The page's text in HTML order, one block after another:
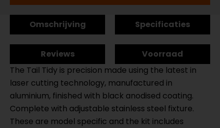
Omschrijving Specificaties
Reviews
Voorraad
The Tail Tidy is precision made using the latest in
laser cutting technology, manufactured in
aluminium, finished with black anodised coating.
Complete with adjustable stainless steel fixture.
These are model specific and the kit includes